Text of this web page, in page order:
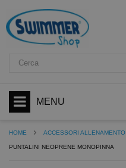
MENU
HOME ACCESSORI ALLENAMENTO
PUNTALINI NEOPRENE MONOPINNA